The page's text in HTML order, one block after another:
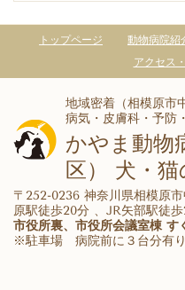
トップページ 動物病院紹
アクセス
地域密着（相模原市
病気・皮膚科・予防
かやま動物
区） 犬・
〒252-0236 神奈川県相模原
原駅徒歩20分 、JR矢部駅徒
市役所裏、市役所会議室棟 す
※駐車場 病院前に３台分有り